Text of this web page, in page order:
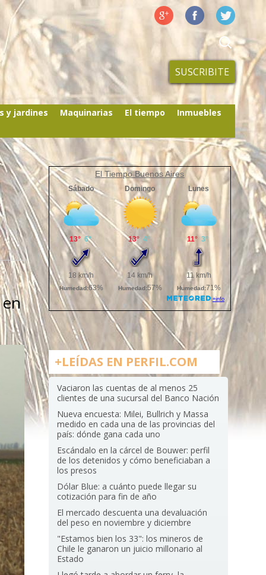
SUSCRIBITE
y jardines Maquinarias El tiempo Inmuebles
El Tiempo Buenos Aires
+LEÍDAS EN PERFIL.COM
Vaciaron las cuentas de al menos 25
clientes de una sucursal del Banco Nación
Nueva encuesta: Milei, Bullrich y Massa
medido en cada una de las provincias del
país: dónde gana cada uno
Escándalo en la cárcel de Bouwer: perfil
de los detenidos y cómo beneficiaban a
los presos
Dólar Blue: a cuánto puede llegar su
cotización para fin de año
El mercado descuenta una devaluación
del peso en noviembre y diciembre
"Estamos bien los 33": los mineros de
Chile le ganaron un juicio millonario al
Estado